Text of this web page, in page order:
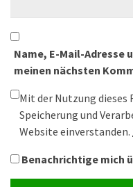
Name, E-Mail-Adresse
meinen nächsten
Mit der Nutzung
Speicherung und
Website einverstanden.
Benachrichtige mich